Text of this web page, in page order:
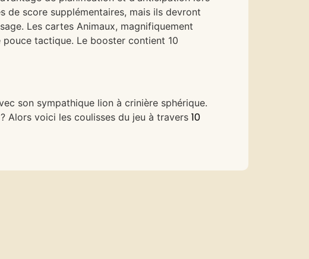
score supplémentaires, mais ils devront
Les cartes Animaux, magnifiquement
tactique. Le booster contient 10
son sympathique lion à crinière sphérique.
Alors voici les coulisses du jeu à travers10